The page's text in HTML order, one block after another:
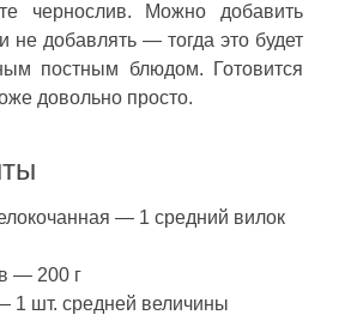
чернослив. Можно добавить
не добавлять — тогда это будет
постным блюдом. Готовится
довольно просто.
— 1 средний вилок
— 200 г
1 шт. средней величины